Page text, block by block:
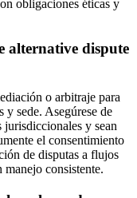
obligaciones éticas y
alternative dispute
o arbitraje para
sede. Asegúrese de
jurisdiccionales y sean
el consentimiento
de disputas a flujos
manejo consistente.